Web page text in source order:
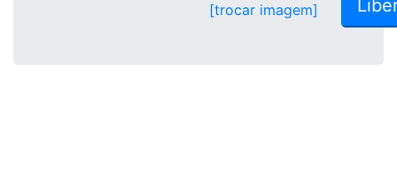
[trocar imagem]